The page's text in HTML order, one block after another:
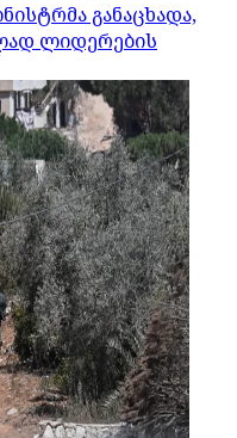
განაცხადა,
ლიდერების